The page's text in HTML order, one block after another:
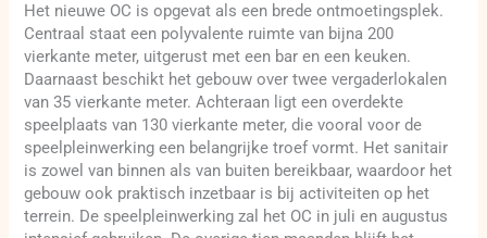
Het nieuwe OC is opgevat als een brede ontmoetingsplek.
Centraal staat een polyvalente ruimte van bijna 200
vierkante meter, uitgerust met een bar en een keuken.
Daarnaast beschikt het gebouw over twee vergaderlokalen
van 35 vierkante meter. Achteraan ligt een overdekte
speelplaats van 130 vierkante meter, die vooral voor de
speelpleinwerking een belangrijke troef vormt. Het sanitair
is zowel van binnen als van buiten bereikbaar, waardoor het
gebouw ook praktisch inzetbaar is bij activiteiten op het
terrein. De speelpleinwerking zal het OC in juli en augustus